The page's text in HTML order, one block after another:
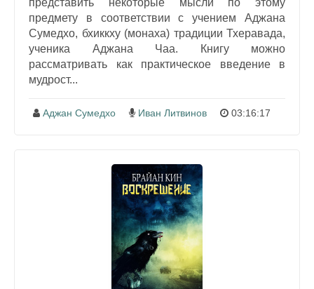
предмету в соответствии с учением Аджана
Сумедхо, бхиккху (монаха) традиции Тхеравада,
ученика Аджана Чаа. Книгу можно
рассматривать как практическое введение в
мудрост...
Аджан Сумедхо Иван Литвинов 03:16:17